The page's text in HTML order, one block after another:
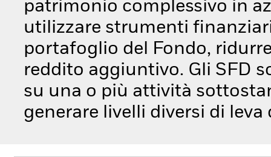
patrimonio complessivo in
utilizzare strumenti
portafoglio del Fondo,
reddito aggiuntivo. Gli SFD
su una o più attività
generare livelli diversi di leva